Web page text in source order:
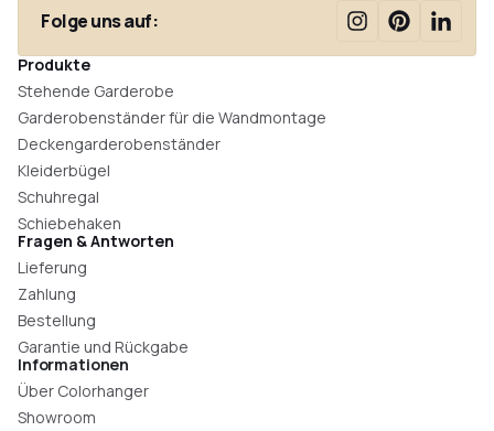
Folge uns auf:
Produkte
Stehende Garderobe
Garderobenständer für die Wandmontage
Deckengarderobenständer
Kleiderbügel
Schuhregal
Schiebehaken
Fragen & Antworten
Lieferung
Zahlung
Bestellung
Garantie und Rückgabe
Informationen
Über Colorhanger
Showroom